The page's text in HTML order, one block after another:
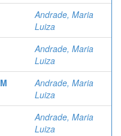
Andrade, Maria
Luiza
Andrade, Maria
Luiza
Andrade, Maria
Luiza
Andrade, Maria
Luiza